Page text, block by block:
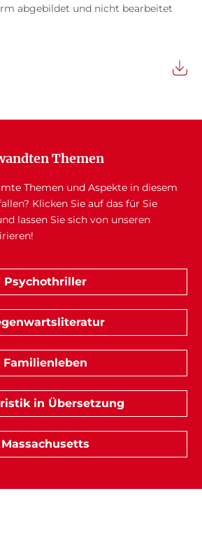
abgebildet und nicht bearbeitet
Themen
Themen und Aspekte in diesem
Klicken Sie auf das für Sie
lassen Sie sich von unseren
Psychothriller
Familienleben
in Übersetzung
Massachusetts